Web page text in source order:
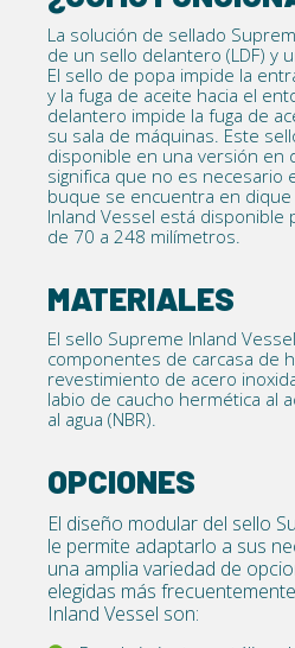
La solución de sellado
de un sello delantero (LDF) y
El sello de popa impide la
y la fuga de aceite hacia el
delantero impide la fuga de
su sala de máquinas. Este
disponible en una versión en
significa que no es necesario
buque se encuentra en
Inland Vessel está disponible
de 70 a 248 milímetros.
MATERIALES
El sello Supreme Inland
componentes de carcasa de
revestimiento de acero
labio de caucho hermética al
al agua (NBR).
OPCIONES
El diseño modular del sello
le permite adaptarlo a sus
una amplia variedad de
elegidas más
Inland Vessel son: